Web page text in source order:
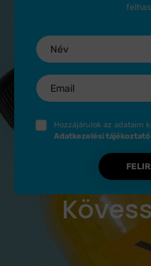
Név
Email
Hozzájárulok az adataim
Adatkezelési tájékoztató